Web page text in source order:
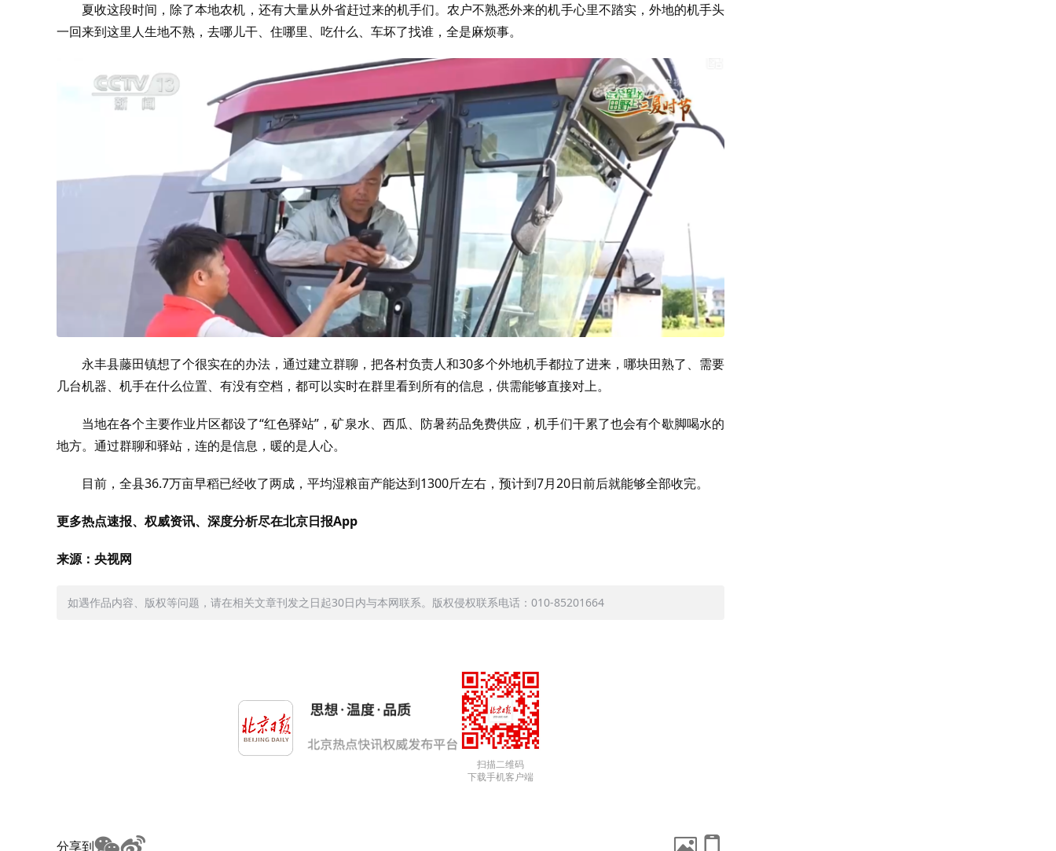
夏收这段时间，除了本地农机，还有大量从外省赶过来的机手们。农户不熟悉外来的机手心里不踏实，外地的机手头
一回来到这里人生地不熟，去哪儿干、住哪里、吃什么、车坏了找谁，全是麻烦事。
永丰县藤田镇想了个很实在的办法，通过建立群聊，把各村负责人和30多个外地机手都拉了进来，哪块田熟了、需要
几台机器、机手在什么位置、有没有空档，都可以实时在群里看到所有的信息，供需能够直接对上。
当地在各个主要作业片区都设了“红色驿站”，矿泉水、西瓜、防暑药品免费供应，机手们干累了也会有个歇脚喝水的
地方。通过群聊和驿站，连的是信息，暖的是人心。
目前，全县36.7万亩早稻已经收了两成，平均湿粮亩产能达到1300斤左右，预计到7月20日前后就能够全部收完。
更多热点速报、权威资讯、深度分析尽在北京日报App
来源：央视网
如遇作品内容、版权等问题，请在相关文章刊发之日起30日内与本网联系。版权侵权联系电话：010-85201664
扫描二维码
下载手机客户端
分享到